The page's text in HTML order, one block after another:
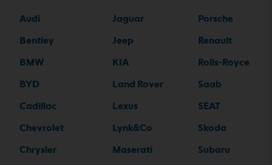
Audi
Bentley
BMW
BYD
Cadillac
Chevrolet
Chrysler
Jaguar
Jeep
KIA
Land Rover
Lexus
Lynk&Co
Maserati
Porsche
Renault
Rolls-Royce
Saab
SEAT
Skoda
Subaru